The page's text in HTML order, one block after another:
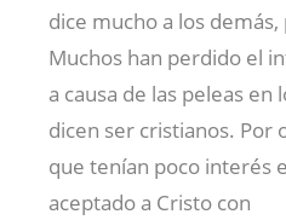
dice mucho a los
Muchos han perdido el
a causa de las peleas en
dicen ser cristianos. Por
que tenían poco interés
aceptado a Cristo con